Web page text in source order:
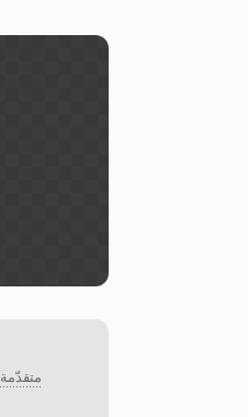
متقدّمة